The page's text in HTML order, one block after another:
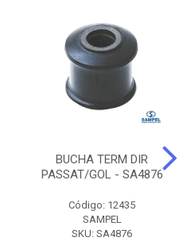
BUCHA TERM DIR
PASSAT/GOL - SA4876
Código: 12435
SAMPEL
SKU: SA4876